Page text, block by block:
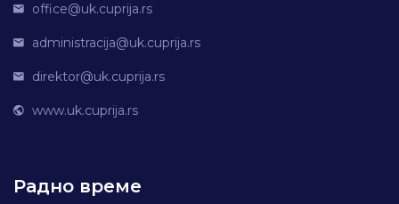
office@uk.cuprija.rs
administracija@uk.cuprija.rs
direktor@uk.cuprija.rs
www.uk.cuprija.rs
Радно време